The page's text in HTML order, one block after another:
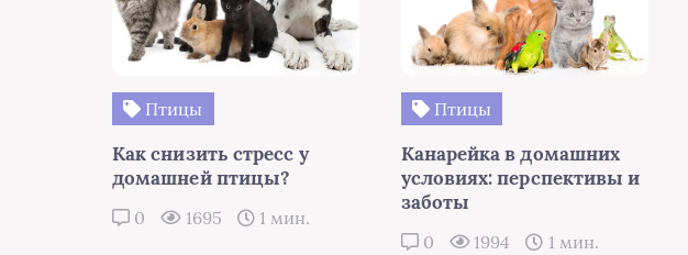
Птицы
Как снизить стресс у
домашней птицы?
0 1695 1 мин.
Птицы
Канарейка в домашних
условиях: перспективы и
заботы
0 1994 1 мин.